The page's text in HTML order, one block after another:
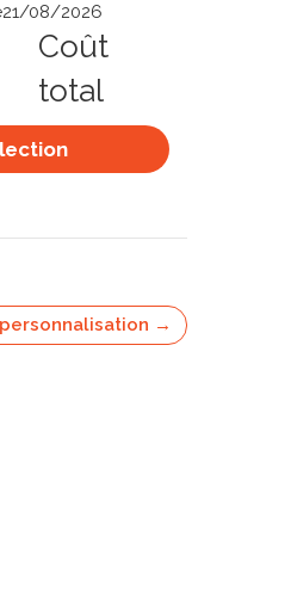
21/08/2026
Coût
total
→